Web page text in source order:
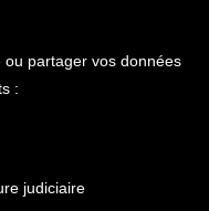
partager vos données
:
judiciaire